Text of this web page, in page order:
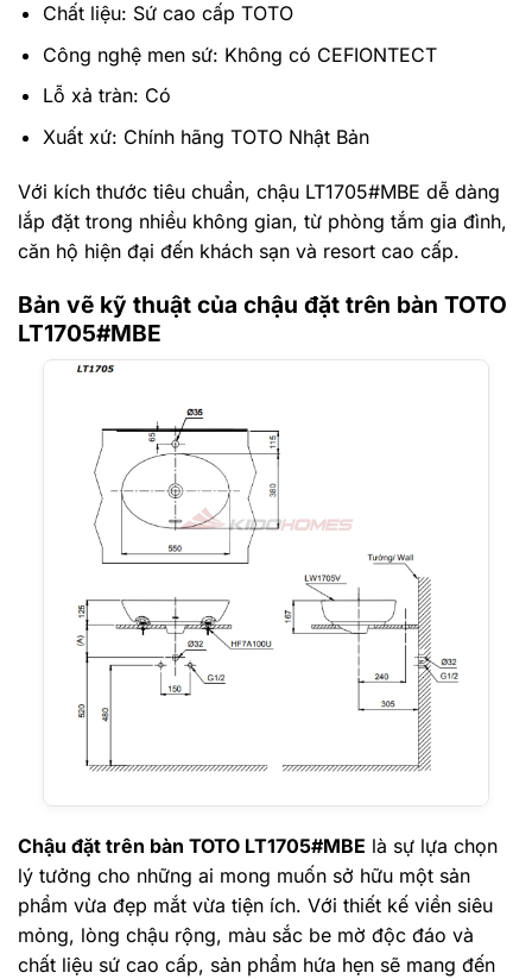
Chất liệu: Sứ cao cấp TOTO
Công nghệ men sứ: Không có CEFIONTECT
Lỗ xả tràn: Có
Xuất xứ: Chính hãng TOTO Nhật Bản
Với kích thước tiêu chuẩn, chậu LT1705#MBE dễ dàng
lắp đặt trong nhiều không gian, từ phòng tắm gia đình,
căn hộ hiện đại đến khách sạn và resort cao cấp.
Bản vẽ kỹ thuật của chậu đặt trên bàn TOTO
LT1705#MBE
Chậu đặt trên bàn TOTO LT1705#MBE là sự lựa chọn
lý tưởng cho những ai mong muốn sở hữu một sản
phẩm vừa đẹp mắt vừa tiện ích. Với thiết kế viền siêu
mỏng, lòng chậu rộng, màu sắc be mờ độc đáo và
chất liệu sứ cao cấp, sản phẩm hứa hẹn sẽ mang đến